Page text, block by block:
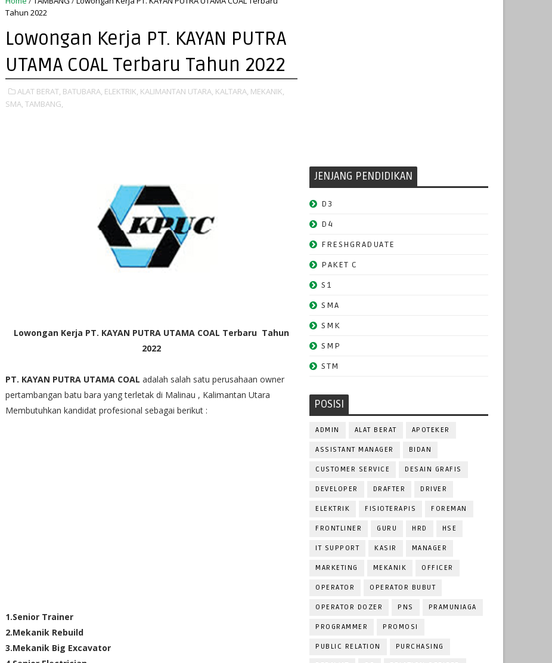
Tahun 2022
Lowongan Kerja PT. KAYAN PUTRA
UTAMA COAL Terbaru Tahun 2022
ALAT BERAT, BATUBARA, ELEKTRIK, KALIMANTAN UTARA, KALTARA, MEKANIK,
SMA, TAMBANG,
Lowongan Kerja PT. KAYAN PUTRA UTAMA COAL Terbaru Tahun
2022
PT. KAYAN PUTRA UTAMA COAL adalah salah satu perusahaan owner
pertambangan batu bara yang terletak di Malinau , Kalimantan Utara
Membutuhkan kandidat profesional sebagai berikut :
1.Senior Trainer
2.Mekanik Rebuild
3.Mekanik Big Excavator
JENJANG PENDIDIKAN
D3
D4
FRESHGRADUATE
PAKET C
S1
SMA
SMK
SMP
STM
POSISI
ADMIN ALAT BERAT APOTEKER
ASSISTANT MANAGER BIDAN
CUSTOMER SERVICE DESAIN GRAFIS
DEVELOPER DRAFTER DRIVER
ELEKTRIK FISIOTERAPIS FOREMAN
FRONTLINER GURU HRD HSE
IT SUPPORT KASIR MANAGER
MARKETING MEKANIK OFFICER
OPERATOR OPERATOR BUBUT
OPERATOR DOZER PNS PRAMUNIAGA
PROGRAMMER PROMOSI
PUBLIC RELATION PURCHASING